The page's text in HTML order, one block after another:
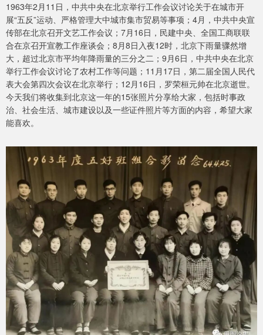
1963年2月11日，中共中央在北京举行工作会议讨论关于在城市开
展“五反”运动、严格管理大中城市集市贸易等事项；4月，中共中央宣
传部在北京召开文艺工作会议；7月16日，民建中央、全国工商联联
合在京召开宣教工作座谈会；8月8日入夜12时，北京下雨量骤然增
大，超过北京市平均年降雨量的三分之二；9月6日，中共中央在北京
举行工作会议讨论了农村工作等问题；11月17日，第二届全国人民代
表大会第四次会议在北京举行；12月16日，罗荣桓元帅在北京逝世。
今天我们将收集到北京这一年的15张照片分享给大家，包括时事政
治、社会生活、城市建设以及一些证件照片等方面的内容，希望大家
能喜欢。